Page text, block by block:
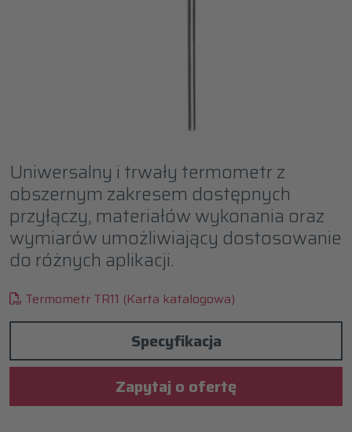
Uniwersalny i trwały termometr z
obszernym zakresem dostępnych
przyłączy, materiałów wykonania oraz
wymiarów umożliwiający dostosowanie
do różnych aplikacji.
Termometr TR11 (Karta katalogowa)
Specyfikacja
Zapytaj o ofertę